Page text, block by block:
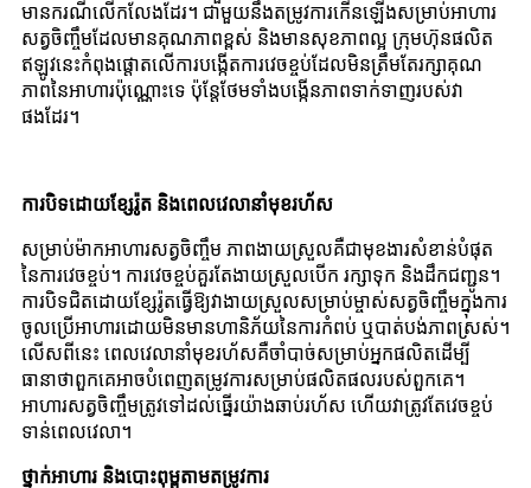
មានករណីលើកលែងដែរ។ ជាមួយនឹងតម្រូវការកើនឡើងសម្រាប់អាហារ
សត្វចិញ្ចឹមដែលមានគុណភាពខ្ពស់ និងមានសុខភាពល្អ ក្រុមហ៊ុនផលិត
ឥឡូវនេះកំពុងផ្តោតលើការបង្កើតការវេចខ្ចប់ដែលមិនត្រឹមតែរក្សាគុណ
ភាពនៃអាហារប៉ុណ្ណោះទេ ប៉ុន្តែថែមទាំងបង្កើនភាពទាក់ទាញរបស់វា
ផងដែរ។
ការបិទដោយខ្សែរ៉ូត និងពេលវេលានាំមុខរហ័ស
សម្រាប់ម៉ាកអាហារសត្វចិញ្ចឹម ភាពងាយស្រួលគឺជាមុខងារសំខាន់បំផុត
នៃការវេចខ្ចប់។ ការវេចខ្ចប់គួរតែងាយស្រួលបើក រក្សាទុក និងដឹកជញ្ជូន។
ការបិទជិតដោយខ្សែរ៉ូតធ្វើឱ្យវាងាយស្រួលសម្រាប់ម្ចាស់សត្វចិញ្ចឹមក្នុងការ
ចូលប្រើអាហារដោយមិនមានហានិភ័យនៃការកំពប់ ឬបាត់បង់ភាពស្រស់។
លើសពីនេះ ពេលវេលានាំមុខរហ័សគឺចាំបាច់សម្រាប់អ្នកផលិតដើម្បី
ធានាថាពួកគេអាចបំពេញតម្រូវការសម្រាប់ផលិតផលរបស់ពួកគេ។
អាហារសត្វចិញ្ចឹមត្រូវទៅដល់ធ្នើរយ៉ាងឆាប់រហ័ស ហើយវាត្រូវតែវេចខ្ចប់
ទាន់ពេលវេលា។
ថ្នាក់អាហារ និងបោះពុម្ពតាមតម្រូវការ